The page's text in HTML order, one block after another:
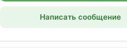
Написать сообщение